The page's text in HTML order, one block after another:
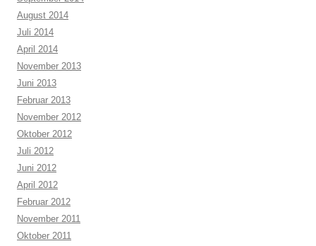
August 2014
Juli 2014
April 2014
November 2013
Juni 2013
Februar 2013
November 2012
Oktober 2012
Juli 2012
Juni 2012
April 2012
Februar 2012
November 2011
Oktober 2011